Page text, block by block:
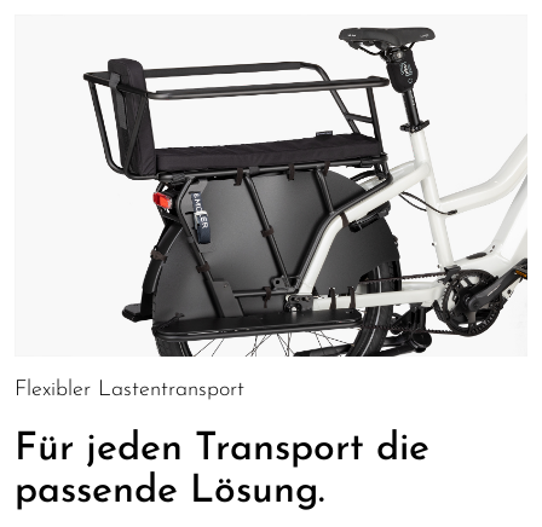
Flexibler Lastentransport
Für jeden Transport die
passende Lösung.